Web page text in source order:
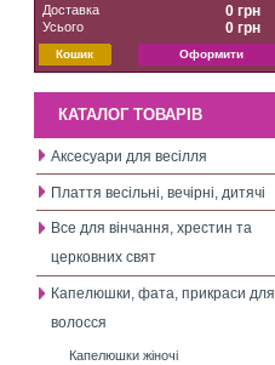
Доставка 0 грн
Усього 0 грн
Кошик Оформити
КАТАЛОГ ТОВАРІВ
Аксесуари для весілля
Плаття весільні, вечірні, дитячі
Все для вінчання, хрестин та
церковних свят
Капелюшки, фата, прикраси для
волосся
Капелюшки жіночі